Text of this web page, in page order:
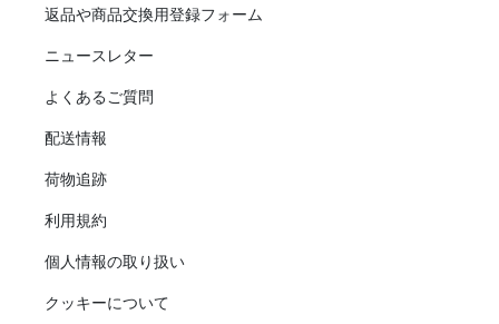
返品や商品交換用登録フォーム
ニュースレター
よくあるご質問
配送情報
荷物追跡
利用規約
個人情報の取り扱い
クッキーについて